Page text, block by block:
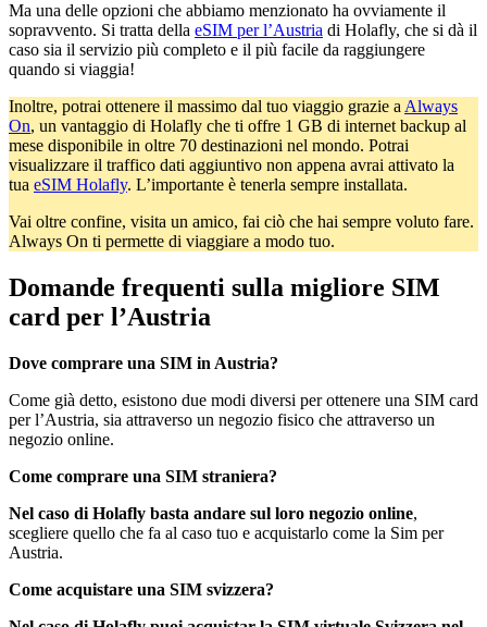
Ma una delle opzioni che abbiamo menzionato ha ovviamente il
sopravvento. Si tratta della eSIM per l’Austria di Holafly, che si dà il
caso sia il servizio più completo e il più facile da raggiungere
quando si viaggia!
Inoltre, potrai ottenere il massimo dal tuo viaggio grazie a Always
On, un vantaggio di Holafly che ti offre 1 GB di internet backup al
mese disponibile in oltre 70 destinazioni nel mondo. Potrai
visualizzare il traffico dati aggiuntivo non appena avrai attivato la
tua eSIM Holafly. L’importante è tenerla sempre installata.
Vai oltre confine, visita un amico, fai ciò che hai sempre voluto fare.
Always On ti permette di viaggiare a modo tuo.
Domande frequenti sulla migliore SIM
card per l’Austria
Dove comprare una SIM in Austria?
Come già detto, esistono due modi diversi per ottenere una SIM card
per l’Austria, sia attraverso un negozio fisico che attraverso un
negozio online.
Come comprare una SIM straniera?
Nel caso di Holafly basta andare sul loro negozio online,
scegliere quello che fa al caso tuo e acquistarlo come la Sim per
Austria.
Come acquistare una SIM svizzera?